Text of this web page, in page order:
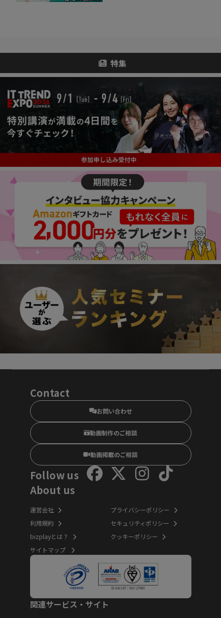
特集
Contact
お問い合わせ
動画制作のご相談
動画掲載のご相談
Follow us
About us
運営会社
利用規約
bizplayとは？
サイトマップ
プライバシーポリシー
セキュリティポリシー
クッキーポリシー
関連サービス・サイト